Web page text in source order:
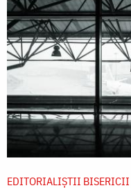
EDITORIALIȘTII BISERICII